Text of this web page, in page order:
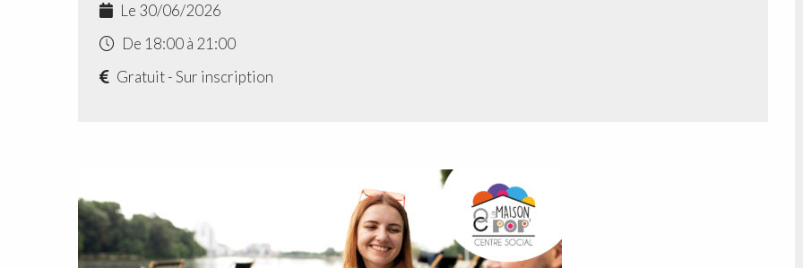
Le 30/06/2026
De 18:00 à 21:00
Gratuit - Sur inscription